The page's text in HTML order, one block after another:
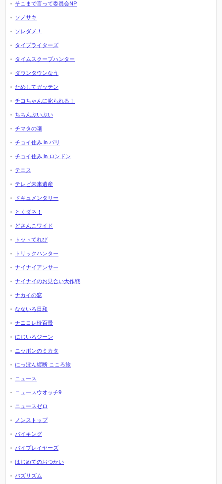
そこまで言って委員会NP
ソノサキ
ソレダメ！
タイプライターズ
タイムスクープハンター
ダウンタウンなう
ためしてガッテン
チコちゃんに叱られる！
ちちんぷいぷい
チマタの噺
チョイ住み in パリ
チョイ住み in ロンドン
テニス
テレビ未来遺産
ドキュメンタリー
とくダネ！
どさんこワイド
トットてれび
トリックハンター
ナイナイアンサー
ナイナイのお見合い大作戦
ナカイの窓
なないろ日和
ナニコレ珍百景
にじいろジーン
ニッポンのミカタ
にっぽん縦断 こころ旅
ニュース
ニュースウオッチ9
ニュースゼロ
ノンストップ
バイキング
バイプレイヤーズ
はじめてのおつかい
バズリズム